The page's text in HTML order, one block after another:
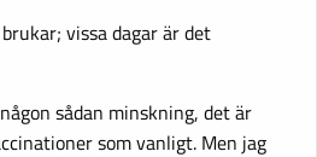
vissa dagar är det
sådan minskning, det är
som vanligt. Men jag